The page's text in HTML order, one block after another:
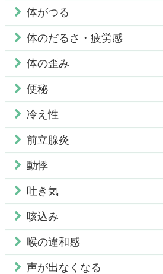
体がつる
体のだるさ・疲労感
体の歪み
便秘
冷え性
前立腺炎
動悸
吐き気
咳込み
喉の違和感
声が出なくなる